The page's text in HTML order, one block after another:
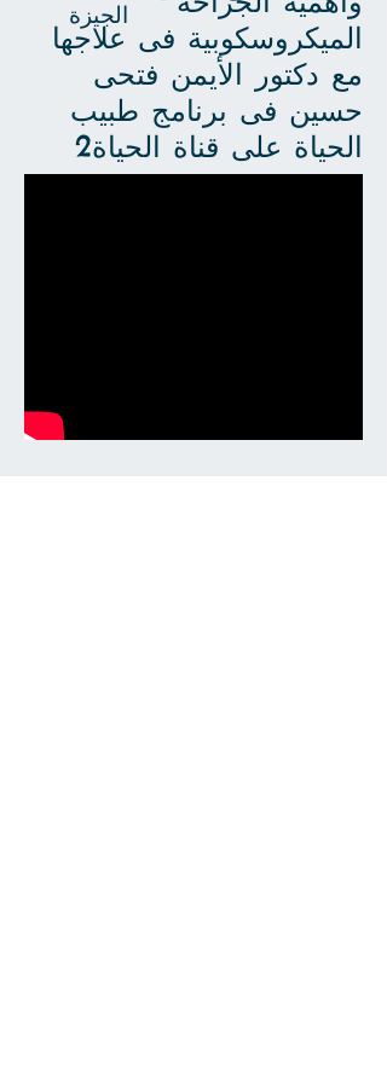
الجيزة
الميكروسكوبية فى علاجها
مع دكتور الأيمن فتحى
حسين فى برنامج طبيب
الحياة على قناة الحياة2